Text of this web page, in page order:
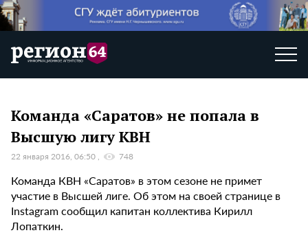
Команда «Саратов» не попала в
Высшую лигу КВН
22 января 2016, 06:50 748
Команда КВН «Саратов» в этом сезоне не примет
участие в Высшей лиге. Об этом на своей странице в
Instagram сообщил капитан коллектива Кирилл
Лопаткин.